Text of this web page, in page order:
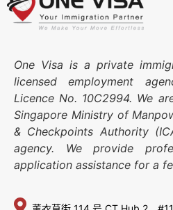
One Visa is a private
licensed employment
Licence No. 10C2994. We
Singapore Ministry of
& Checkpoints Authority
agency. We provide
application assistance for a